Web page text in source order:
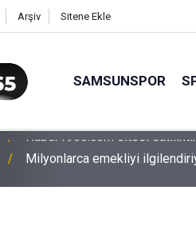
Arşiv Sitene Ekle
SAMSUNSPOR
Milyonlarca emekliyi